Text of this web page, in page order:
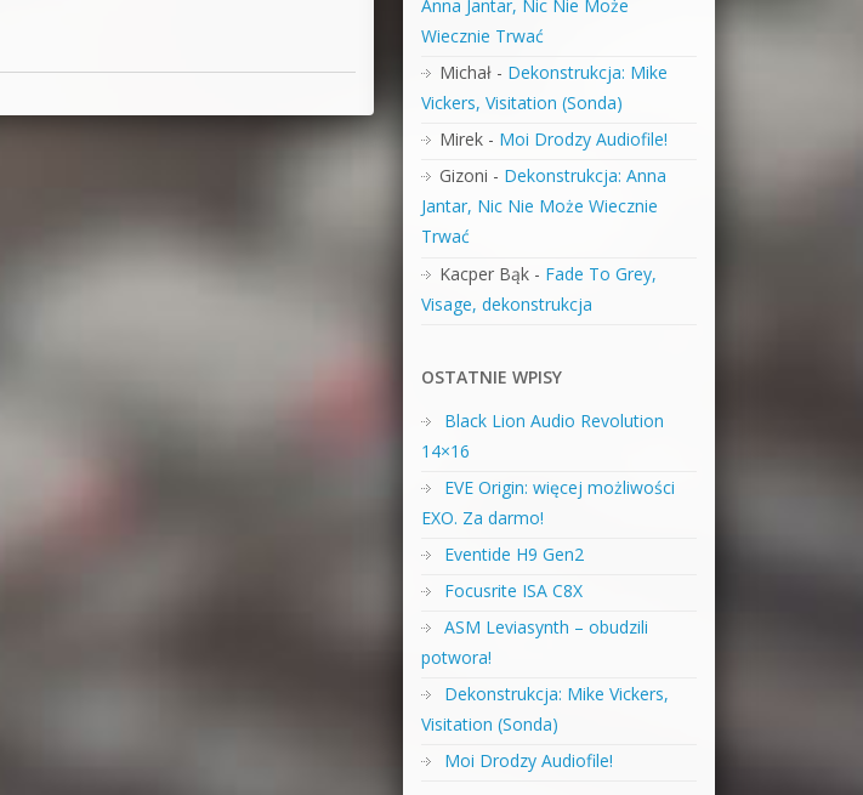
Anna Jantar, Nic Nie Może
Wiecznie Trwać
Michał- Dekonstrukcja: Mike
Vickers, Visitation (Sonda)
Mirek- Moi Drodzy Audiofile!
Gizoni - Dekonstrukcja: Anna
Jantar, Nic Nie Może Wiecznie
Trwać
Kacper Bąk- Fade To Grey,
Visage, dekonstrukcja
OSTATNIE WPISY
Black Lion Audio Revolution
14×16
EVE Origin: więcej możliwości
EXO. Za darmo!
Eventide H9 Gen2
Focusrite ISA C8X
ASM Leviasynth – obudzili
potwora!
Dekonstrukcja: Mike Vickers,
Visitation (Sonda)
Moi Drodzy Audiofile!